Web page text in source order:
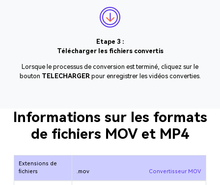
Etape 3 :
Télécharger les fichiers convertis
Lorsque le processus de conversion est terminé, cliquez sur le
bouton TELECHARGER pour enregistrer les vidéos converties.
Informations sur les formats
de fichiers MOV et MP4
Extensions de
fichiers
.mov Convertisseur MOV